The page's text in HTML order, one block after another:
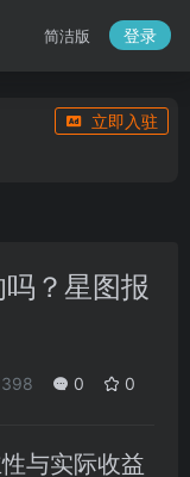
简洁版 登录
立即入驻
？星图报
398 0 0
与实际收益